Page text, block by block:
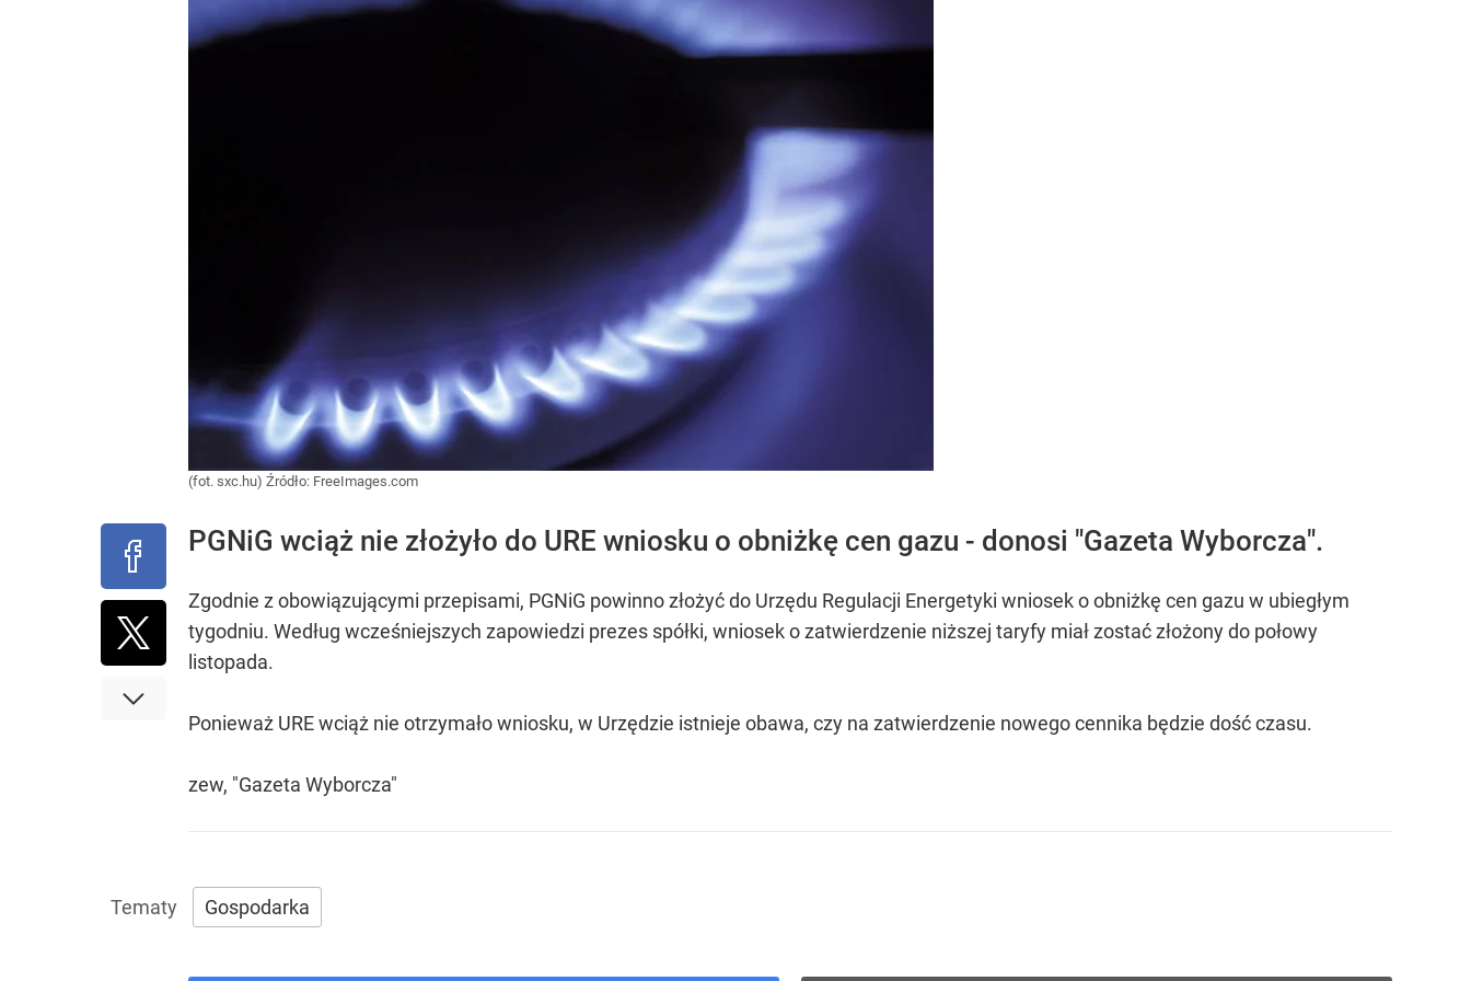
(fot. sxc.hu) Źródło: FreeImages.com
PGNiG wciąż nie złożyło do URE wniosku o obniżkę cen gazu - donosi "Gazeta Wyborcza".
Zgodnie z obowiązującymi przepisami, PGNiG powinno złożyć do Urzędu Regulacji Energetyki wniosek o obniżkę cen gazu w ubiegłym
tygodniu. Według wcześniejszych zapowiedzi prezes spółki, wniosek o zatwierdzenie niższej taryfy miał zostać złożony do połowy
listopada.
Ponieważ URE wciąż nie otrzymało wniosku, w Urzędzie istnieje obawa, czy na zatwierdzenie nowego cennika będzie dość czasu.
zew, "Gazeta Wyborcza"
Gospodarka